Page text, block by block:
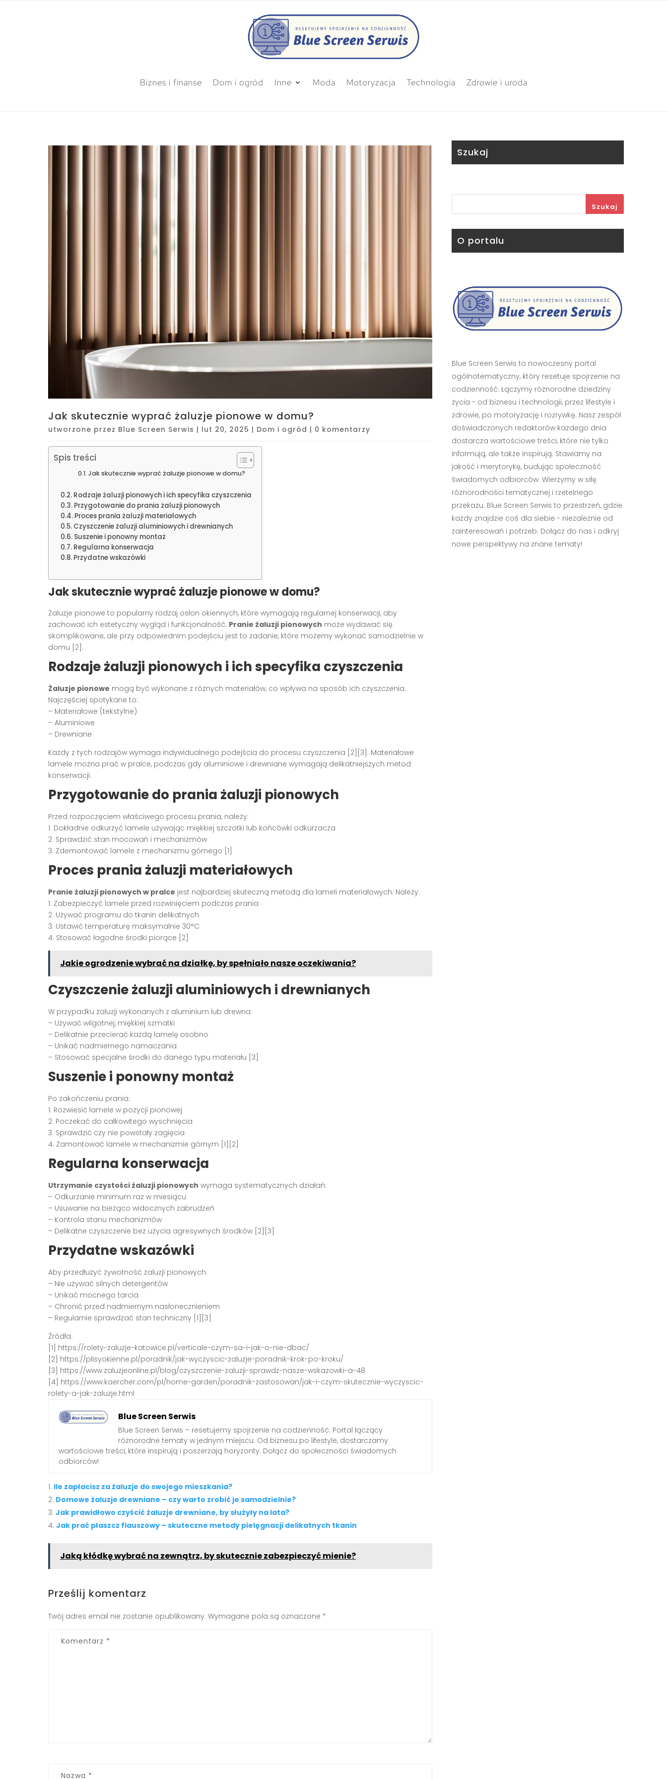
Biznes i finanse Dom i ogród Inne Moda Motoryzacja Technologia Zdrowie i uroda
Jak skutecznie wyprać żaluzje pionowe w domu?
utworzone przez Blue Screen Serwis | lut 20, 2025 | Dom i ogród | 0 komentarzy
Spis treści
Jak skutecznie wyprać żaluzje pionowe w domu?
Rodzaje żaluzji pionowych i ich specyfika czyszczenia
Przygotowanie do prania żaluzji pionowych
Proces prania żaluzji materiałowych
Czyszczenie żaluzji aluminiowych i drewnianych
Suszenie i ponowny montaż
Regularna konserwacja
Przydatne wskazówki
Jak skutecznie wyprać żaluzje pionowe w domu?
Żaluzje pionowe to popularny rodzaj osłon okiennych, które wymagają regularnej konserwacji, aby
zachować ich estetyczny wygląd i funkcjonalność. Pranie żaluzji pionowych może wydawać się
skomplikowane, ale przy odpowiednim podejściu jest to zadanie, które możemy wykonać samodzielnie w
domu [2].
Rodzaje żaluzji pionowych i ich specyfika czyszczenia
Żaluzje pionowe mogą być wykonane z różnych materiałów, co wpływa na sposób ich czyszczenia.
Najczęściej spotykane to:
– Materiałowe (tekstylne)
– Aluminiowe
– Drewniane
Każdy z tych rodzajów wymaga indywidualnego podejścia do procesu czyszczenia [2][3]. Materiałowe
lamele można prać w pralce, podczas gdy aluminiowe i drewniane wymagają delikatniejszych metod
konserwacji.
Przygotowanie do prania żaluzji pionowych
Przed rozpoczęciem właściwego procesu prania, należy:
1. Dokładnie odkurzyć lamele używając miękkiej szczotki lub końcówki odkurzacza
2. Sprawdzić stan mocowań i mechanizmów
3. Zdemontować lamele z mechanizmu górnego [1]
Proces prania żaluzji materiałowych
Pranie żaluzji pionowych w pralce jest najbardziej skuteczną metodą dla lameli materiałowych. Należy:
1. Zabezpieczyć lamele przed rozwinięciem podczas prania
2. Używać programu do tkanin delikatnych
3. Ustawić temperaturę maksymalnie 30°C
4. Stosować łagodne środki piorące [2]
Jakie ogrodzenie wybrać na działkę, by spełniało nasze oczekiwania?
Czyszczenie żaluzji aluminiowych i drewnianych
W przypadku żaluzji wykonanych z aluminium lub drewna:
– Używać wilgotnej, miękkiej szmatki
– Delikatnie przecierać każdą lamelę osobno
– Unikać nadmiernego namaczania
– Stosować specjalne środki do danego typu materiału [3]
Suszenie i ponowny montaż
Po zakończeniu prania:
1. Rozwiesić lamele w pozycji pionowej
2. Poczekać do całkowitego wyschnięcia
3. Sprawdzić czy nie powstały zagięcia
4. Zamontować lamele w mechanizmie górnym [1][2]
Regularna konserwacja
Utrzymanie czystości żaluzji pionowych wymaga systematycznych działań:
– Odkurzanie minimum raz w miesiącu
– Usuwanie na bieżąco widocznych zabrudzeń
– Kontrola stanu mechanizmów
– Delikatne czyszczenie bez użycia agresywnych środków [2][3]
Przydatne wskazówki
Aby przedłużyć żywotność żaluzji pionowych:
– Nie używać silnych detergentów
– Unikać mocnego tarcia
– Chronić przed nadmiernym nasłonecznieniem
– Regularnie sprawdzać stan techniczny [1][3]
Źródła:
[1] https://rolety-zaluzje-katowice.pl/verticale-czym-sa-i-jak-o-nie-dbac/
[2] https://plisyokienne.pl/poradnik/jak-wyczyscic-zaluzje-poradnik-krok-po-kroku/
[3] https://www.zaluzjeonline.pl/blog/czyszczenie-zaluzji-sprawdz-nasze-wskazowki-a-48
[4] https://www.kaercher.com/pl/home-garden/poradnik-zastosowan/jak-i-czym-skutecznie-wyczyscic-
rolety-a-jak-zaluzje.html
Blue Screen Serwis
Blue Screen Serwis – resetujemy spojrzenie na codzienność. Portal łączący
różnorodne tematy w jednym miejscu. Od biznesu po lifestyle, dostarczamy
wartościowe treści, które inspirują i poszerzają horyzonty. Dołącz do społeczności świadomych
odbiorców!
Ile zapłacisz za żaluzje do swojego mieszkania?
Domowe żaluzje drewniane – czy warto zrobić je samodzielnie?
Jak prawidłowo czyścić żaluzje drewniane, by służyły na lata?
Jak prać płaszcz flauszowy – skuteczne metody pielęgnacji delikatnych tkanin
Jaką kłódkę wybrać na zewnątrz, by skutecznie zabezpieczyć mienie?
Prześlij komentarz
Twój adres email nie zostanie opublikowany. Wymagane pola są oznaczone *
Szukaj
Szukaj
O portalu
Blue Screen Serwis to nowoczesny portal
ogólnotematyczny, który resetuje spojrzenie na
codzienność. Łączymy różnorodne dziedziny
życia - od biznesu i technologii, przez lifestyle i
zdrowie, po motoryzację i rozrywkę. Nasz zespół
doświadczonych redaktorów każdego dnia
dostarcza wartościowe treści, które nie tylko
informują, ale także inspirują. Stawiamy na
jakość i merytorykę, budując społeczność
świadomych odbiorców. Wierzymy w siłę
różnorodności tematycznej i rzetelnego
przekazu. Blue Screen Serwis to przestrzeń, gdzie
każdy znajdzie coś dla siebie - niezależnie od
zainteresowań i potrzeb. Dołącz do nas i odkryj
nowe perspektywy na znane tematy!